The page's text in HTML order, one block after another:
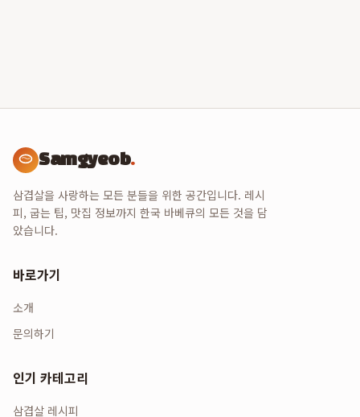
Samgyeob.
삼겹살을 사랑하는 모든 분들을 위한 공간입니다. 레시
피, 굽는 팁, 맛집 정보까지 한국 바베큐의 모든 것을 담
았습니다.
바로가기
소개
문의하기
인기 카테고리
삼겹살 레시피